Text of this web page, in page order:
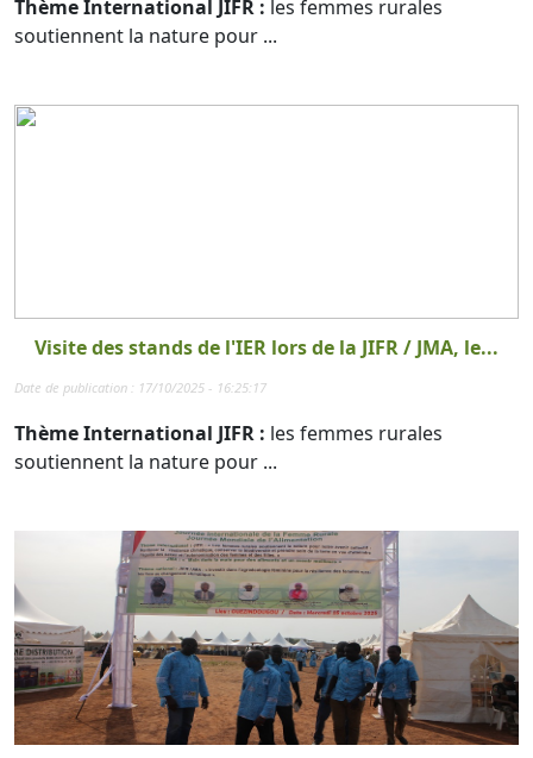
Thème International JIFR : les femmes rurales
soutiennent la nature pour ...
Visite des stands de l'IER lors de la JIFR / JMA, le...
Date de publication : 17/10/2025 - 16:25:17
Thème International JIFR : les femmes rurales
soutiennent la nature pour ...